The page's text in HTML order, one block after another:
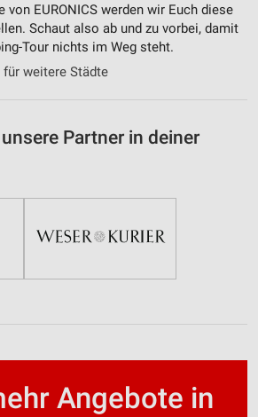
von EURONICS werden wir Euch diese
Schaut also ab und zu vorbei, damit
Tour nichts im Weg steht.
für weitere Städte
Partner in deiner
Angebote in